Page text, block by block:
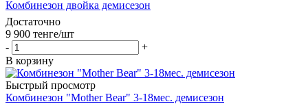
Комбинезон двойка демисезон
Достаточно
9 900 тенге/шт
-
+
В корзину
Быстрый просмотр
Комбинезон "Mother Bear" 3-18мес. демисезон